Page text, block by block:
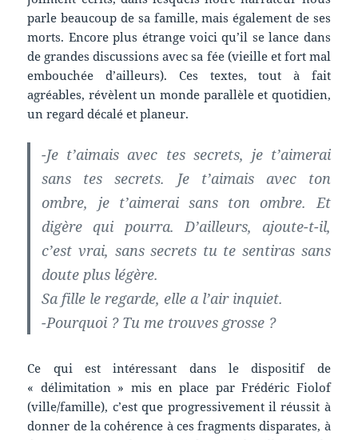
parle beaucoup de sa famille, mais également de ses
morts. Encore plus étrange voici qu’il se lance dans
de grandes discussions avec sa fée (vieille et fort mal
embouchée d’ailleurs). Ces textes, tout à fait
agréables, révèlent un monde parallèle et quotidien,
un regard décalé et planeur.
-Je t’aimais avec tes secrets, je t’aimerai
sans tes secrets. Je t’aimais avec ton
ombre, je t’aimerai sans ton ombre. Et
digère qui pourra. D’ailleurs, ajoute-t-il,
c’est vrai, sans secrets tu te sentiras sans
doute plus légère.
Sa fille le regarde, elle a l’air inquiet.
-Pourquoi ? Tu me trouves grosse ?
Ce qui est intéressant dans le dispositif de
« délimitation » mis en place par Frédéric Fiolof
(ville/famille), c’est que progressivement il réussit à
donner de la cohérence à ces fragments disparates, à